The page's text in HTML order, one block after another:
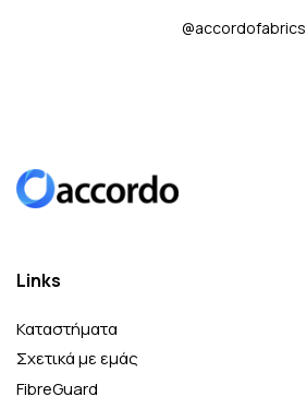
@accordofabrics
Links
Καταστήματα
Σχετικά με εμάς
FibreGuard